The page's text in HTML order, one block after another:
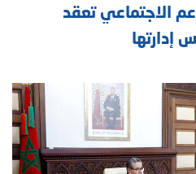
الاجتماعي تعقد
إدارتها